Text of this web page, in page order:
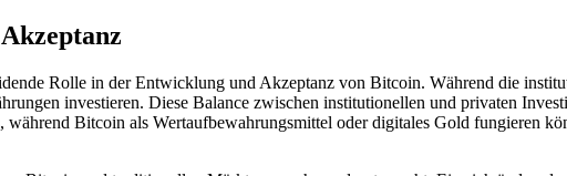
Rolle in der Entwicklung und Akzeptanz von Bitcoin. Während die
investieren. Diese Balance zwischen institutionellen und privaten
Bitcoin als Wertaufbewahrungsmittel oder digitales Gold fungieren